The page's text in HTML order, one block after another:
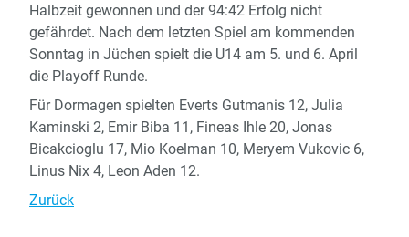
Halbzeit gewonnen und der 94:42 Erfolg nicht
gefährdet. Nach dem letzten Spiel am kommenden
Sonntag in Jüchen spielt die U14 am 5. und 6. April
die Playoff Runde.
Für Dormagen spielten Everts Gutmanis 12, Julia
Kaminski 2, Emir Biba 11, Fineas Ihle 20, Jonas
Bicakcioglu 17, Mio Koelman 10, Meryem Vukovic 6,
Linus Nix 4, Leon Aden 12.
Zurück